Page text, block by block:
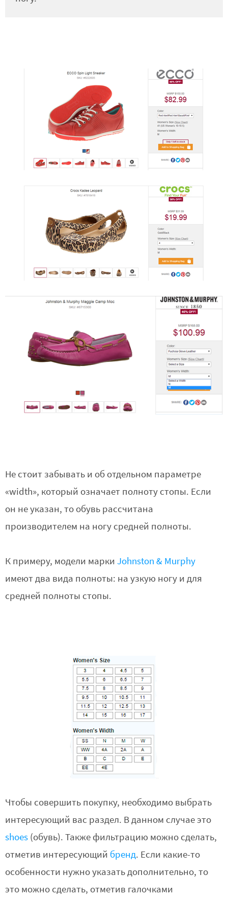
Не стоит забывать и об отдельном параметре
«width», который означает полноту стопы. Если
он не указан, то обувь рассчитана
производителем на ногу средней полноты.
К примеру, модели марки Johnston & Murphy
имеют два вида полноты: на узкую ногу и для
средней полноты стопы.
Чтобы совершить покупку, необходимо выбрать
интересующий вас раздел. В данном случае это
shoes(обувь). Также фильтрацию можно сделать,
отметив интересующий бренд. Если какие-то
особенности нужно указать дополнительно, то
это можно сделать, отметив галочками